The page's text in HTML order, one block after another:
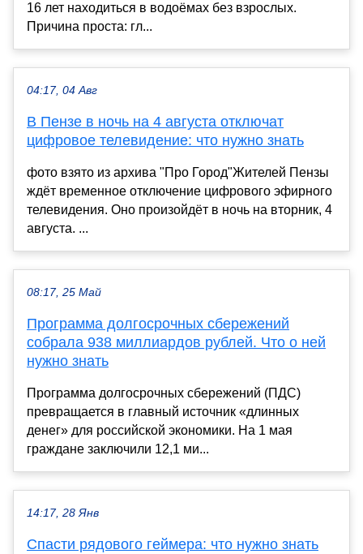
16 лет находиться в водоёмах без взрослых.
Причина проста: гл...
04:17, 04 Авг
В Пензе в ночь на 4 августа отключат
цифровое телевидение: что нужно знать
фото взято из архива "Про Город"Жителей Пензы
ждёт временное отключение цифрового эфирного
телевидения. Оно произойдёт в ночь на вторник, 4
августа. ...
08:17, 25 Май
Программа долгосрочных сбережений
собрала 938 миллиардов рублей. Что о ней
нужно знать
Программа долгосрочных сбережений (ПДС)
превращается в главный источник «длинных
денег» для российской экономики. На 1 мая
граждане заключили 12,1 ми...
14:17, 28 Янв
Спасти рядового геймера: что нужно знать